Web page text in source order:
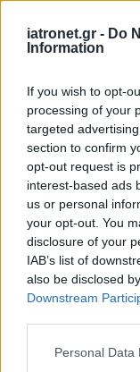
iatronet.gr - Do
Information
If you wish to opt-
processing of your
targeted
section to confirm
opt-out request is
interest-based ads
us or personal
your opt-out. You
disclosure of your
IAB’s list of
also be disclosed
Downstream
Please note that
Personal Data